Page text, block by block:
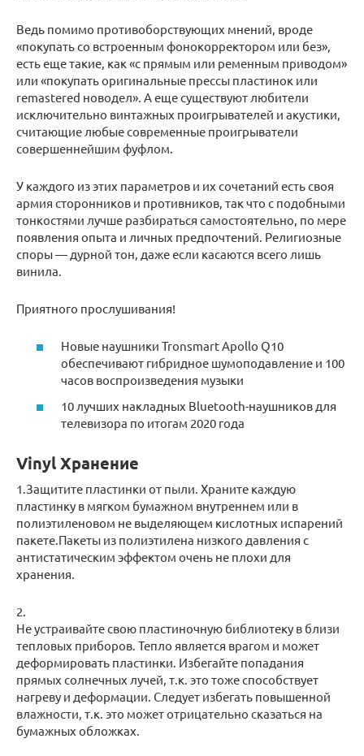
Ведь помимо противоборствующих мнений, вроде
«покупать со встроенным фонокорректором или без»,
есть еще такие, как «с прямым или ременным приводом»
или «покупать оригинальные прессы пластинок или
remastered новодел». А еще существуют любители
исключительно винтажных проигрывателей и акустики,
считающие любые современные проигрыватели
совершеннейшим фуфлом.
У каждого из этих параметров и их сочетаний есть своя
армия сторонников и противников, так что с подобными
тонкостями лучше разбираться самостоятельно, по мере
появления опыта и личных предпочтений. Религиозные
споры — дурной тон, даже если касаются всего лишь
винила.
Приятного прослушивания!
Новые наушники Tronsmart Apollo Q10
обеспечивают гибридное шумоподавление и 100
часов воспроизведения музыки
10 лучших накладных Bluetooth-наушников для
телевизора по итогам 2020 года
Vinyl Хранение
1.Защитите пластинки от пыли. Храните каждую
пластинку в мягком бумажном внутреннем или в
полиэтиленовом не выделяющем кислотных испарений
пакете.Пакеты из полиэтилена низкого давления с
антистатическим эффектом очень не плохи для
хранения.
2.
Не устраивайте свою пластиночную библиотеку в близи
тепловых приборов. Тепло является врагом и может
деформировать пластинки. Избегайте попадания
прямых солнечных лучей, т.к. это тоже способствует
нагреву и деформации. Следует избегать повышенной
влажности, т.к. это может отрицательно сказаться на
бумажных обложках.